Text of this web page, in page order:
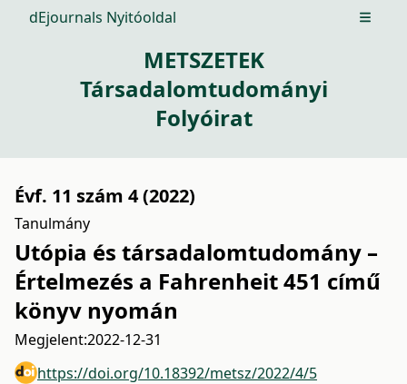
dEjournals Nyitóoldal Open
METSZETEK
Társadalomtudományi
Folyóirat
Évf. 11 szám 4 (2022)
Tanulmány
Utópia és társadalomtudomány –
Értelmezés a Fahrenheit 451 című
könyv nyomán
Megjelent:2022-12-31
https://doi.org/10.18392/metsz/2022/4/5